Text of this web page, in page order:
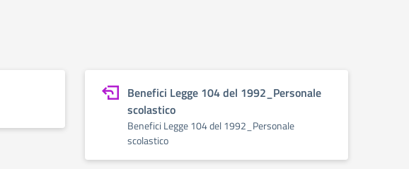
Benefici Legge 104 del 1992_Personale
scolastico
Benefici Legge 104 del 1992_Personale
scolastico